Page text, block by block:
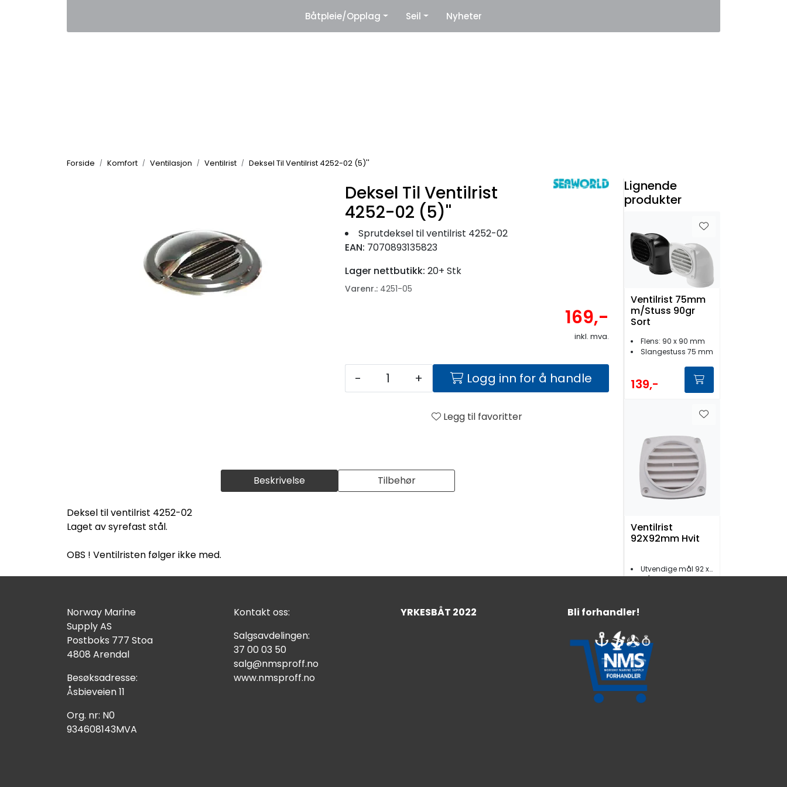
Leverandører
Båtpleie/Opplag Seil Nyheter
Forside Komfort Ventilasjon Ventilrist Deksel Til Ventilrist 4252-02 (5)''
Beskrivelse Tilbehør
Deksel til ventilrist 4252-02
Laget av syrefast stål.
OBS ! Ventilristen følger ikke med.
Deksel Til Ventilrist
4252-02 (5)''
Sprutdeksel til ventilrist 4252-02
EAN: 7070893135823
Lager nettbutikk: 20+ Stk
Varenr.: 4251-05
169,-
inkl. mva.
- + Logg inn for å handle
Legg til favoritter
Lignende
produkter
Ventilrist 75mm
m/Stuss 90gr
Sort
Flens: 90 x 90 mm
Slangestuss 75 mm
139,-
Ventilrist
92X92mm Hvit
Utvendige mål 92 x 92 mm
C/C skruehull 70 mm
69,-
Norway Marine
Supply AS
Postboks 777 Stoa
4808 Arendal
Besøksadresse:
Åsbieveien 11
Org. nr: N0
934608143MVA
Kontakt oss:
Salgsavdelingen:
37 00 03 50
salg@nmsproff.no
www.nmsproff.no
YRKESBÅT 2022 Bli forhandler!